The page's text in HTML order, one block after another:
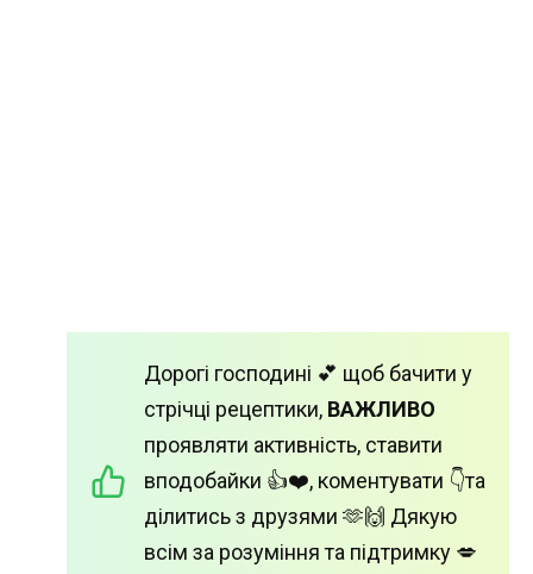
Дорогі господині 💕 щоб бачити у
стрічці рецептики, ВАЖЛИВО
проявляти активність, ставити
вподобайки 👍❤️, коментувати 👇та
ділитись з друзями 🫶🙌 Дякую
всім за розуміння та підтримку 💋